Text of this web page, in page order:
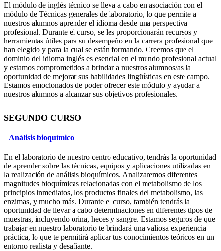
El módulo de inglés técnico se lleva a cabo en asociación con el
módulo de Técnicas generales de laboratorio, lo que permite a
nuestros alumnos aprender el idioma desde una perspectiva
profesional. Durante el curso, se les proporcionarán recursos y
herramientas útiles para su desempeño en la carrera profesional que
han elegido y para la cual se están formando. Creemos que el
dominio del idioma inglés es esencial en el mundo profesional actual
y estamos comprometidos a brindar a nuestros alumnos/as la
oportunidad de mejorar sus habilidades lingüísticas en este campo.
Estamos emocionados de poder ofrecer este módulo y ayudar a
nuestros alumnos a alcanzar sus objetivos profesionales.
SEGUNDO CURSO
Análisis bioquímico
En el laboratorio de nuestro centro educativo, tendrás la oportunidad
de aprender sobre las técnicas, equipos y aplicaciones utilizadas en
la realización de análisis bioquímicos. Analizaremos diferentes
magnitudes bioquímicas relacionadas con el metabolismo de los
principios inmediatos, los productos finales del metabolismo, las
enzimas, y mucho más. Durante el curso, también tendrás la
oportunidad de llevar a cabo determinaciones en diferentes tipos de
muestras, incluyendo orina, heces y sangre. Estamos seguros de que
trabajar en nuestro laboratorio te brindará una valiosa experiencia
práctica, lo que te permitirá aplicar tus conocimientos teóricos en un
entorno realista y desafiante.